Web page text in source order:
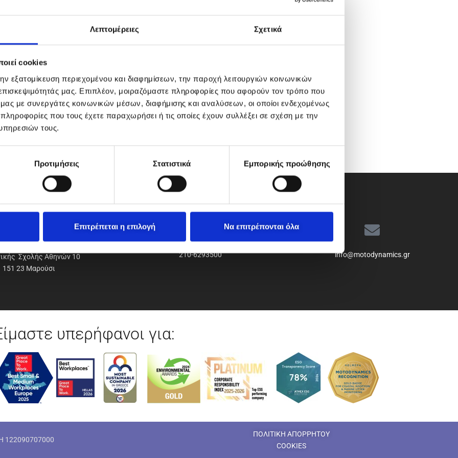
Λεπτομέρειες Σχετικά
cookies
εξατομίκευση περιεχομένου και διαφημίσεων, την παροχή λειτουργιών κοινωνικών
μας. Επιπλέον, μοιραζόμαστε πληροφορίες που αφορούν τον τρόπο που
μας με συνεργάτες κοινωνικών μέσων, διαφήμισης και αναλύσεων, οι οποίοι ενδεχομένως
που τους έχετε παραχωρήσει ή τις οποίες έχουν συλλέξει σε σχέση με την
τους.
Προτιμήσεις Στατιστικά Εμπορικής προώθησης
Επιτρέπεται η επιλογή Να επιτρέπονται όλα
Α.Ε.Ε.
Σχολής Αθηνών 10
151 23 Μαρούσι
210-6293500 info@motodynamics.gr
υπερήφανοι για:
122090707000
ΠΟΛΙΤΙΚΗ ΑΠΟΡΡΗΤΟΥ
COOKIES